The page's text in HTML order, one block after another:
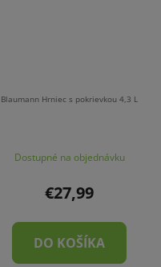
Blaumann Hrniec s pokrievkou 4,3 L
Dostupné na objednávku
€27,99
DO KOŠÍKA